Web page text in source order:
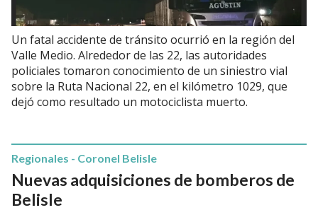
Un fatal accidente de tránsito ocurrió en la región del
Valle Medio. Alrededor de las 22, las autoridades
policiales tomaron conocimiento de un siniestro vial
sobre la Ruta Nacional 22, en el kilómetro 1029, que
dejó como resultado un motociclista muerto.
Nuevas adquisiciones de bomberos de
Belisle
Regionales - Coronel Belisle